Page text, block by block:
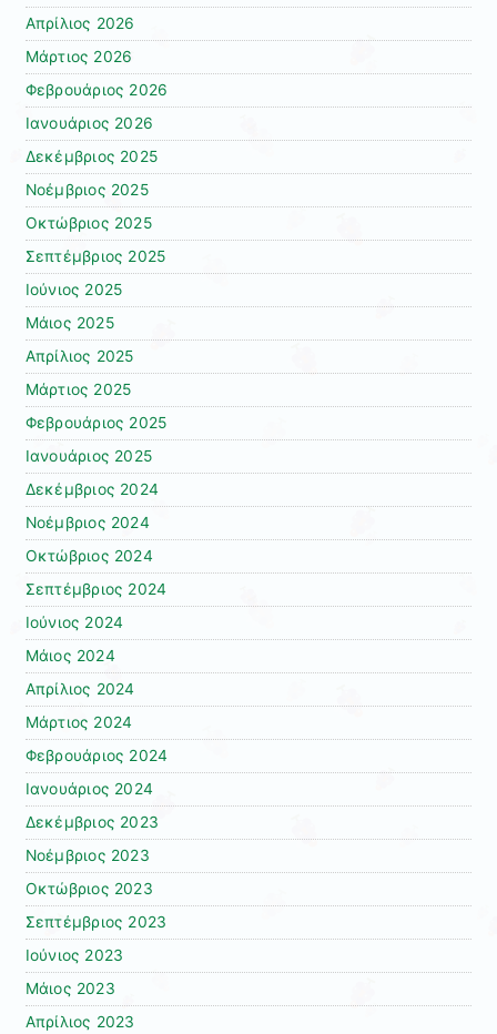
Απρίλιος 2026
Μάρτιος 2026
Φεβρουάριος 2026
Ιανουάριος 2026
Δεκέμβριος 2025
Νοέμβριος 2025
Οκτώβριος 2025
Σεπτέμβριος 2025
Ιούνιος 2025
Μάιος 2025
Απρίλιος 2025
Μάρτιος 2025
Φεβρουάριος 2025
Ιανουάριος 2025
Δεκέμβριος 2024
Νοέμβριος 2024
Οκτώβριος 2024
Σεπτέμβριος 2024
Ιούνιος 2024
Μάιος 2024
Απρίλιος 2024
Μάρτιος 2024
Φεβρουάριος 2024
Ιανουάριος 2024
Δεκέμβριος 2023
Νοέμβριος 2023
Οκτώβριος 2023
Σεπτέμβριος 2023
Ιούνιος 2023
Μάιος 2023
Απρίλιος 2023